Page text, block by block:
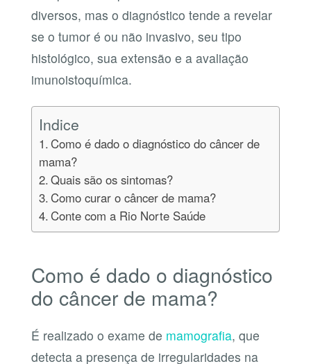
diversos, mas o diagnóstico tende a revelar
se o tumor é ou não invasivo, seu tipo
histológico, sua extensão e a avaliação
imunoistoquímica.
Indice
Como é dado o diagnóstico do câncer de
mama?
Quais são os sintomas?
Como curar o câncer de mama?
Conte com a Rio Norte Saúde
Como é dado o diagnóstico
do câncer de mama?
É realizado o exame de mamografia, que
detecta a presença de irregularidades na